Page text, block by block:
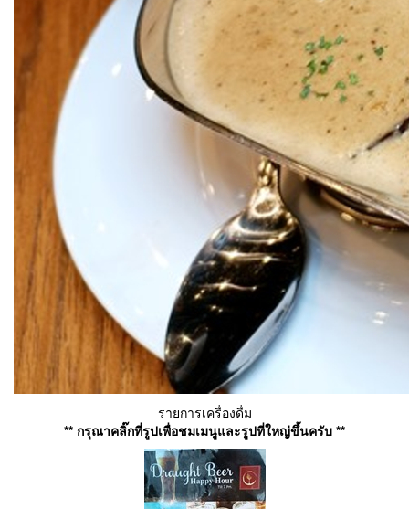
รายการเครื่องดื่ม
** กรุณาคลิ๊กที่รูปเพื่อชมเมนูและรูปที่ใหญ่ขึ้นครับ **